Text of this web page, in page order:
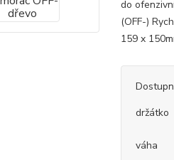
do
(OFF-)
159 x
držátko
váha